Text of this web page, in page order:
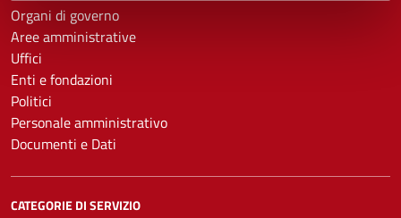
Organi di governo
Aree amministrative
Uffici
Enti e fondazioni
Politici
Personale amministrativo
Documenti e Dati
CATEGORIE DI SERVIZIO